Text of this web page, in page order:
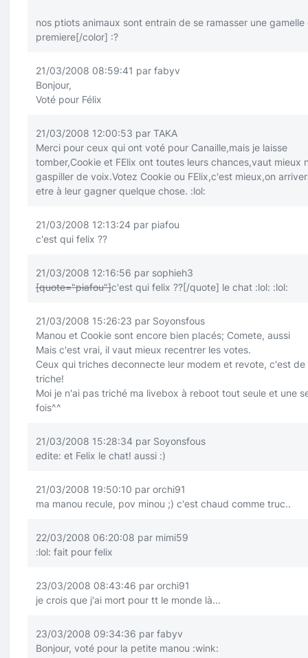
nos ptiots animaux sont entrain de se ramasser une gamelle
premiere[/color] :?
21/03/2008 08:59:41 par fabyv
Bonjour,
Voté pour Félix
21/03/2008 12:00:53 par TAKA
Merci pour ceux qui ont voté pour Canaille,mais je laisse
tomber,Cookie et FElix ont toutes leurs chances,vaut mieux
gaspiller de voix.Votez Cookie ou FElix,c'est mieux,on
etre à leur gagner quelque chose. :lol:
21/03/2008 12:13:24 par piafou
c'est qui felix ??
21/03/2008 12:16:56 par sophieh3
[quote="piafou"]c'est qui felix ??[/quote] le chat :lol: :lol:
21/03/2008 15:26:23 par Soyonsfous
Manou et Cookie sont encore bien placés; Comete, aussi
Mais c'est vrai, il vaut mieux recentrer les votes.
Ceux qui triches deconnecte leur modem et revote, c'est de
triche!
Moi je n'ai pas triché ma livebox à reboot tout seule et une
fois^^
21/03/2008 15:28:34 par Soyonsfous
edite: et Felix le chat! aussi :)
21/03/2008 19:50:10 par orchi91
ma manou recule, pov minou ;) c'est chaud comme truc..
22/03/2008 06:20:08 par mimi59
:lol: fait pour felix
23/03/2008 08:43:46 par orchi91
je crois que j'ai mort pour tt le monde là...
23/03/2008 09:34:36 par fabyv
Bonjour, voté pour la petite manou :wink: